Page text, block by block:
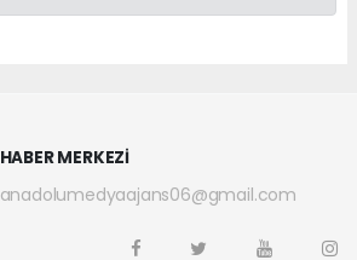
HABER MERKEZİ
anadolumedyaajans06@gmail.com